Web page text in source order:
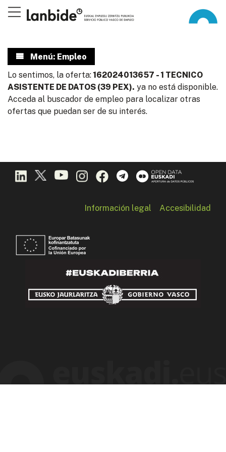
Menú: Empleo
Lo sentimos, la oferta: 162024013657 - 1 TECNICO
ASISTENTE DE DATOS (39 PEX). ya no está disponible.
Acceda al buscador de empleo para localizar otras
ofertas que puedan ser de su interés.
Información legal Accesibilidad